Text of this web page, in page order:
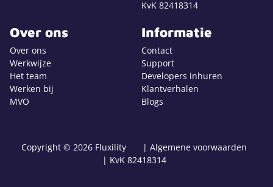
KvK 82418314
Over ons
Over ons
Werkwijze
Het team
Werken bij
MVO
Informatie
Contact
Support
Developers inhuren
Klantverhalen
Blogs
Copyright © 2026 Fluxility
| Algemene voorwaarden
| KvK 82418314